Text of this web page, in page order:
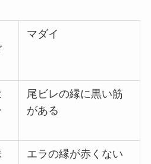
マダイ
尾ビレの縁に黒い筋
がある
エラの縁が赤くない